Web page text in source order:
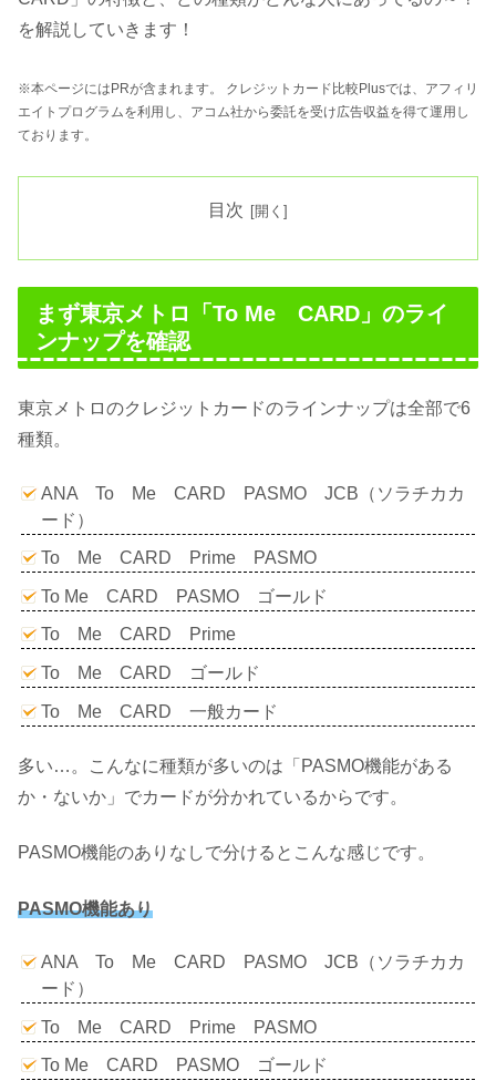
を解説していきます！
※本ページにはPRが含まれます。 クレジットカード比較Plusでは、アフィリ
エイトプログラムを利用し、アコム社から委託を受け広告収益を得て運用し
ております。
目次
まず東京メトロ「To Me CARD」のライ
ンナップを確認
東京メトロのクレジットカードのラインナップは全部で6
種類。
ANA To Me CARD PASMO JCB（ソラチカカ
ード）
To Me CARD Prime PASMO
To Me CARD PASMO ゴールド
To Me CARD Prime
To Me CARD ゴールド
To Me CARD 一般カード
多い…。こんなに種類が多いのは「PASMO機能がある
か・ないか」でカードが分かれているからです。
PASMO機能のありなしで分けるとこんな感じです。
PASMO機能あり
ANA To Me CARD PASMO JCB（ソラチカカ
ード）
To Me CARD Prime PASMO
To Me CARD PASMO ゴールド